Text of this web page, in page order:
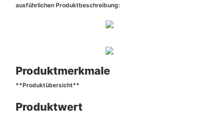
ausführlichen Produktbeschreibung:
Produktmerkmale
**Produktübersicht**
Produktwert